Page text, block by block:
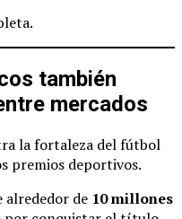
también
mercados
la fortaleza del fútbol
premios deportivos.
alrededor de 10 millones